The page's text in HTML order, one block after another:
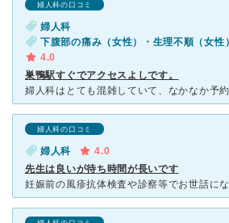
婦人科の口コミ
婦人科
4.0
巣鴨駅すぐでアクセスよしです。
婦人科の口コミ
婦人科
4.0
先生は良いが待ち時間が長いです